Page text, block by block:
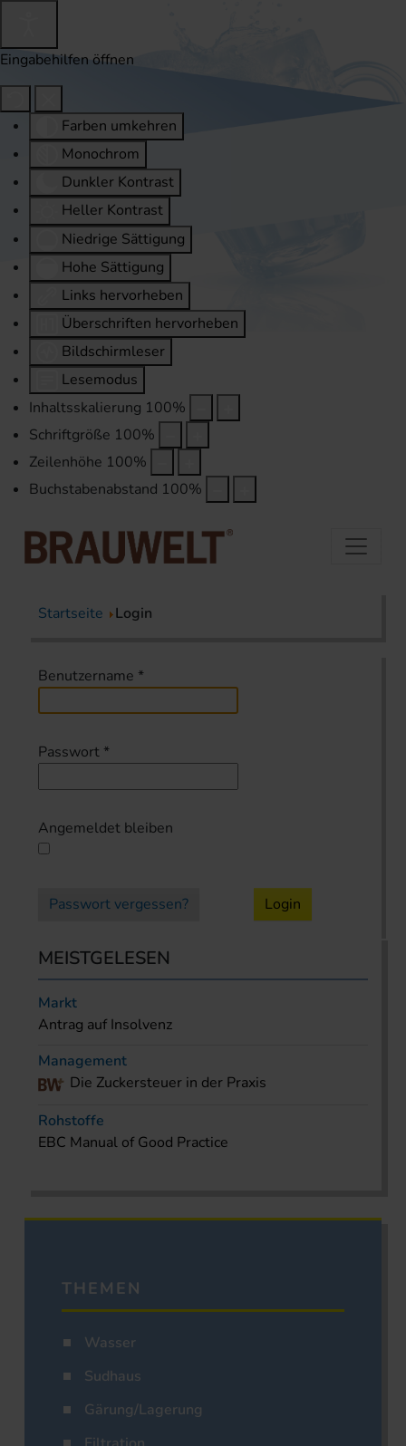
Eingabehilfen öffnen
Farben umkehren
Monochrom
Dunkler Kontrast
Heller Kontrast
Niedrige Sättigung
Hohe Sättigung
Links hervorheben
Überschriften hervorheben
Bildschirmleser
Lesemodus
Inhaltsskalierung 100%
Schriftgröße 100%
Zeilenhöhe 100%
Buchstabenabstand 100%
Startseite Login
Benutzername *
Passwort *
Angemeldet bleiben
Passwort vergessen? Login
MEISTGELESEN
Markt
Antrag auf Insolvenz
Management
Die Zuckersteuer in der Praxis
Rohstoffe
EBC Manual of Good Practice
THEMEN
Wasser
Sudhaus
Gärung/Lagerung